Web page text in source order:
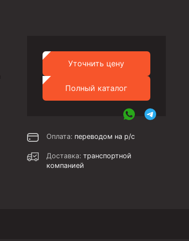
Уточнить цену
Полный каталог
Оплата: переводом на р/с
Доставка: транспортной
компанией